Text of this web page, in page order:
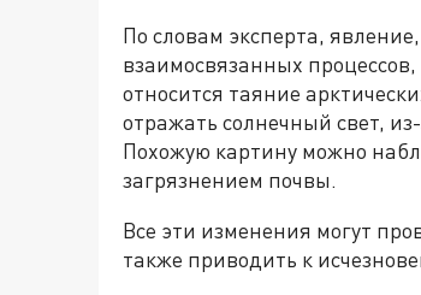
По словам эксперта,
взаимосвязанных
относится таяние
отражать солнечный свет,
Похожую картину можно
загрязнением почвы.
Все эти изменения могут
также приводить к